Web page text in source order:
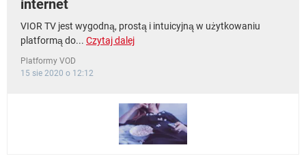
internet
VIOR TV jest wygodną, prostą i intuicyjną w użytkowaniu
platformą do... Czytaj dalej
Platformy VOD
15 sie 2020 o 12:12